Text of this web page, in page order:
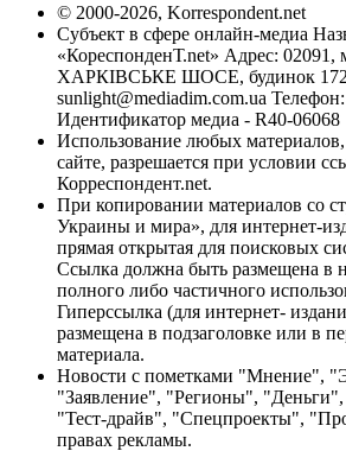
© 2000-2026, Korrespondent.net
Субъект в сфере онлайн-медиа
«КореспонденТ.net» Адрес: 02091,
ХАРКІВСЬКЕ ШОСЕ, будинок 172-
sunlight@mediadim.com.ua
Идентификатор медиа - R40-06068
Использование любых
сайте, разрешается при условии
Корреспондент.net.
При копировании материалов со
Украины и мира», для интернет-
прямая открытая для поисковых
Ссылка должна быть размещена в
полного либо частичного
Гиперссылка (для интернет-
размещена в подзаголовке или в
материала.
Новости с пометками "Мнение",
"Заявление", "Регионы",
"Тест-драйв", "Спецпроекты",
правах рекламы.